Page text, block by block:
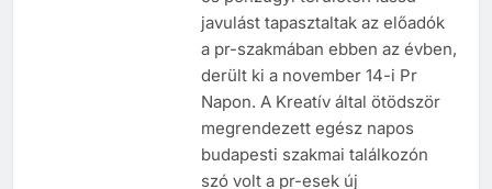
és pénzügyi területen lassú
javulást tapasztaltak az előadók
a pr-szakmában ebben az évben,
derült ki a november 14-i Pr
Napon. A Kreatív által ötödször
megrendezett egész napos
budapesti szakmai találkozón